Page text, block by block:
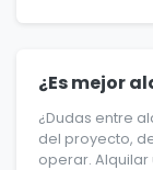
¿Es mejor
¿Dudas entre
del proyecto,
operar. Alquilar